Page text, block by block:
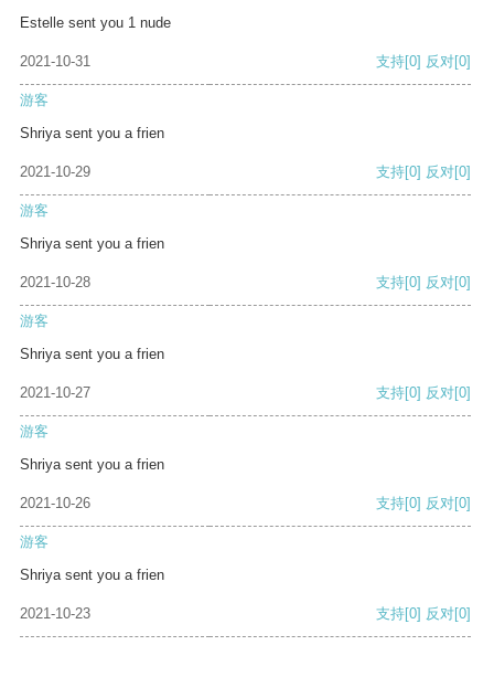
Estelle sent you 1 nude
2021-10-31 支持[0] 反对[0]
游客
Shriya sent you a frien
2021-10-29 支持[0] 反对[0]
游客
Shriya sent you a frien
2021-10-28 支持[0] 反对[0]
游客
Shriya sent you a frien
2021-10-27 支持[0] 反对[0]
游客
Shriya sent you a frien
2021-10-26 支持[0] 反对[0]
游客
Shriya sent you a frien
2021-10-23 支持[0] 反对[0]